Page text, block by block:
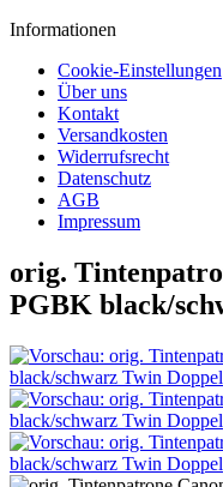
Informationen
Cookie-Einstellungen
Über uns
Kontakt
Versandkosten
Widerrufsrecht
Datenschutz
AGB
Impressum
orig.
PGBK black/